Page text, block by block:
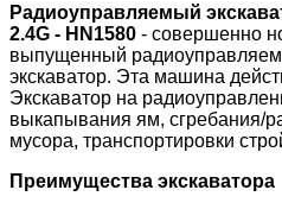
Радиоуправляемый
2.4G - HN1580 - совершенно
выпущенный
экскаватор. Эта машина
Экскаватор на
выкапывания ям, сгребания/
мусора, транспортировки
Преимущества экскаватора